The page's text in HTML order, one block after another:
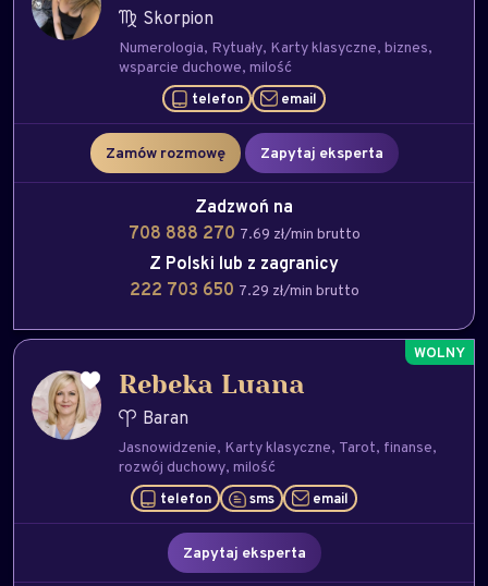
Skorpion
Numerologia Rytuały Karty klasyczne biznes
wsparcie duchowe milość
telefon email
Zamów rozmowę Zapytaj eksperta
Zadzwoń na
708 888 270 7.69 zł/min brutto
Z Polski lub z zagranicy
222 703 650 7.29 zł/min brutto
Rebeka Luana
Baran
Jasnowidzenie Karty klasyczne Tarot finanse
rozwój duchowy milość
telefon sms email
Zapytaj eksperta